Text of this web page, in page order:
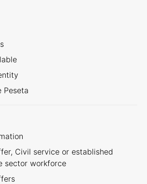
Peseta
Civil service or established
sector workforce